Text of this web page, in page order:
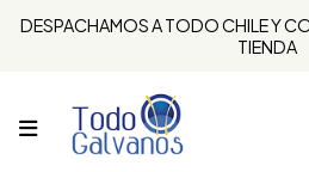
DESPACHAMOS A TODO CHILE Y
TIENDA